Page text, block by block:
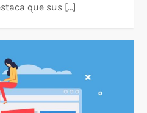
que sus […]